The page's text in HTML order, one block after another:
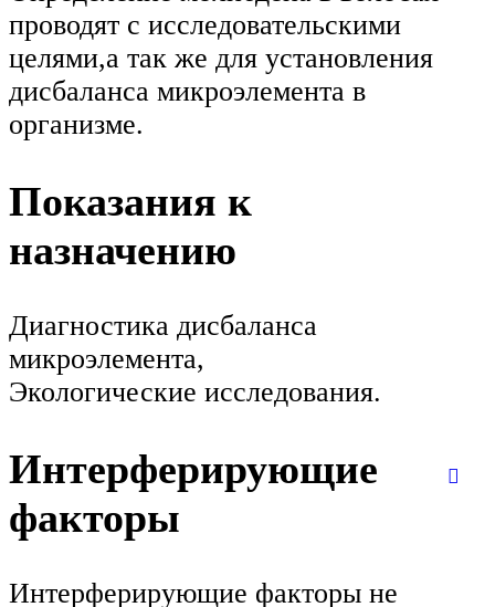
проводят с исследовательскими
целями,а так же для установления
дисбаланса микроэлемента в
организме.
Показания к
назначению
Диагностика дисбаланса
микроэлемента,
Экологические исследования.
Интерферирующие
факторы
Интерферирующие факторы не